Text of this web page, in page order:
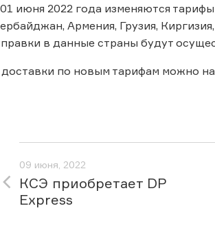
июня 2022 года изменяются
Армения, Грузия,
в данные страны будут
доставки по новым тарифам можно
09 июня, 2022
КСЭ приобретает DP
Express